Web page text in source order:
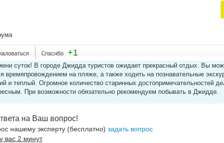
+1
суток! В городе Джидда туристов ожидает прекрасный отдых. Вы
времяпровождением на пляже, а также ходить на познавательные
и теплый. Огромное количество старинных достопримечательностей
При возможности обязательно рекомендуем побывать в Джидде.
на Ваш вопрос!
нашему эксперту (бесплатно) задать вопрос
вас 2 минут